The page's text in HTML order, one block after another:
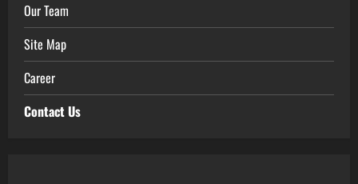
Our Team
Site Map
Career
Contact Us